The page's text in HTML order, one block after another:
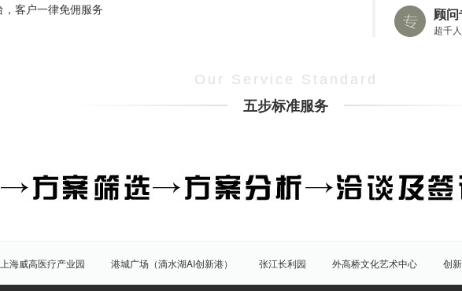
，客户一律免佣服务
顾
超千
Our Service Standard
五步标准服务
上海威高医疗产业园 港城广场（滴水湖AI创新港） 张江长利园 外高桥文化艺术中心
创
科技园 华虹科技园 展想中心 创晶科技中心（创新晶体）